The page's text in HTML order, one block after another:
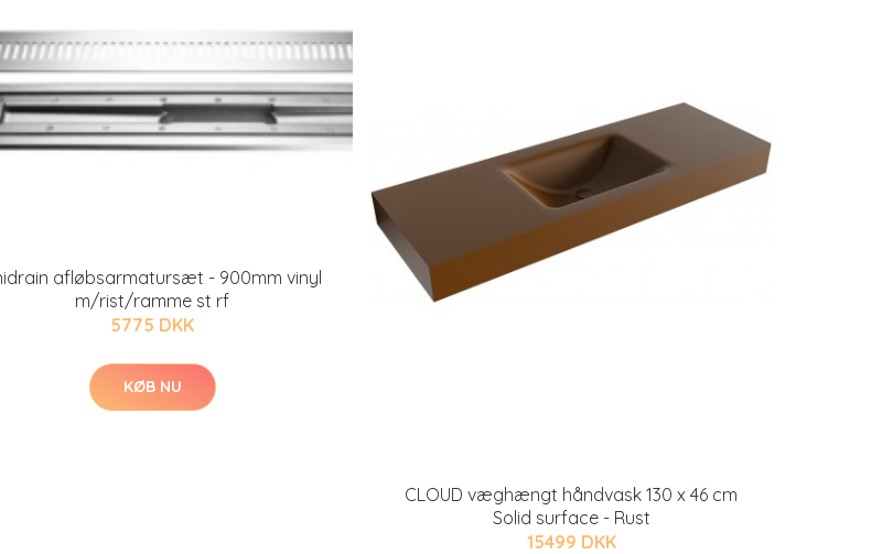
afløbsarmatursæt - 900mm vinyl
m/rist/ramme st rf
5775 DKK
KØB NU
CLOUD væghængt håndvask 130 x 46 cm
Solid surface - Rust
15499 DKK